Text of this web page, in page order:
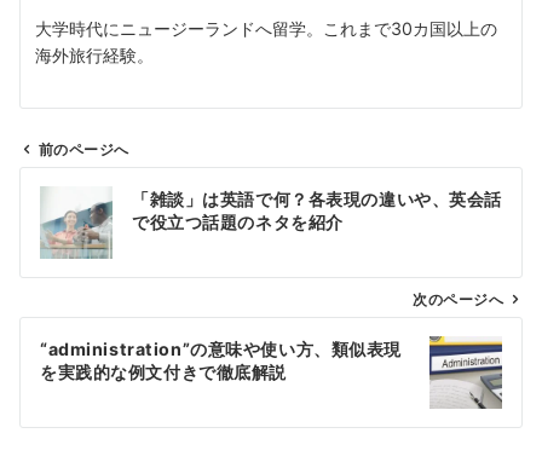
大学時代にニュージーランドへ留学。これまで30カ国以上の
海外旅行経験。
ン
前のページへ
「雑談」は英語で何？各表現の違いや、英会話
で役立つ話題のネタを紹介
次のページへ
“administration”の意味や使い方、類似表現
を実践的な例文付きで徹底解説